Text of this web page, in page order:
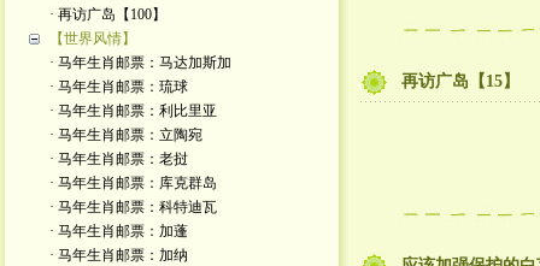
· 再访广岛【100】
【世界风情】
· 马年生肖邮票：马达加斯加
· 马年生肖邮票：琉球
· 马年生肖邮票：利比里亚
· 马年生肖邮票：立陶宛
· 马年生肖邮票：老挝
· 马年生肖邮票：库克群岛
· 马年生肖邮票：科特迪瓦
· 马年生肖邮票：加蓬
· 马年生肖邮票：加纳
再访广岛【15】